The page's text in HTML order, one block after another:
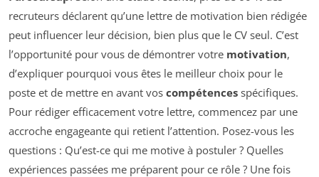
recruteurs déclarent qu’une lettre de motivation bien rédigée
peut influencer leur décision, bien plus que le CV seul. C’est
l’opportunité pour vous de démontrer votre motivation,
d’expliquer pourquoi vous êtes le meilleur choix pour le
poste et de mettre en avant vos compétences spécifiques.
Pour rédiger efficacement votre lettre, commencez par une
accroche engageante qui retient l’attention. Posez-vous les
questions : Qu’est-ce qui me motive à postuler ? Quelles
expériences passées me préparent pour ce rôle ? Une fois